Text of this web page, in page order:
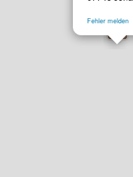
Fehler melden